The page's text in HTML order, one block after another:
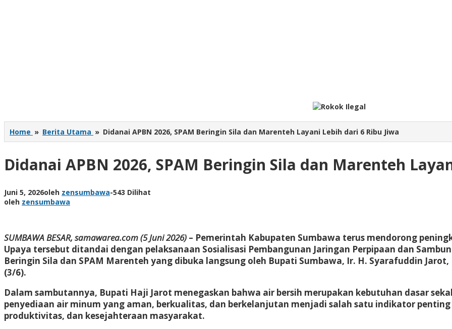
Home » Berita Utama » Didanai APBN 2026, SPAM Beringin Sila dan Marenteh Layani Lebih dari 6 Ribu Jiwa
Didanai APBN 2026, SPAM Beringin Sila dan Marenteh
Juni 5, 2026oleh zensumbawa-543 Dilihat
oleh zensumbawa
SUMBAWA BESAR, samawarea.com (5 Juni 2026) – Pemerintah Kabupaten Sumbawa terus mendorong
Upaya tersebut ditandai dengan pelaksanaan Sosialisasi Pembangunan Jaringan Perpipaan dan
Beringin Sila dan SPAM Marenteh yang dibuka langsung oleh Bupati Sumbawa, Ir. H. Syarafuddin
(3/6).
Dalam sambutannya, Bupati Haji Jarot menegaskan bahwa air bersih merupakan kebutuhan dasar
penyediaan air minum yang aman, berkualitas, dan berkelanjutan menjadi salah satu indikator
produktivitas, dan kesejahteraan masyarakat.